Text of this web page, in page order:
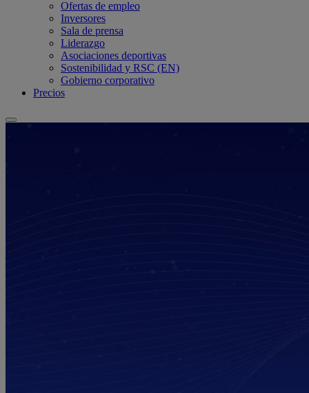
Ofertas de empleo
Inversores
Sala de prensa
Liderazgo
Asociaciones deportivas
Sostenibilidad y RSC (EN)
Gobierno corporativo
Precios